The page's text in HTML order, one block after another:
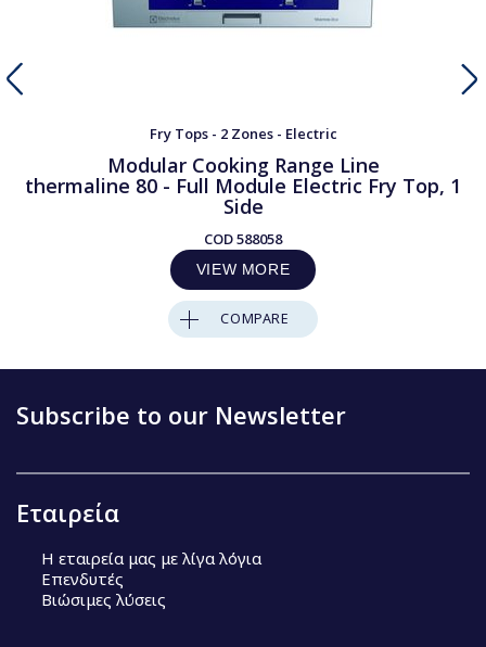
Fry Tops - 2 Zones - Electric
Modular Cooking Range Line
thermaline 80 - Full Module Electric Fry Top, 1
Side
COD588058
VIEW MORE
COMPARE
Subscribe to our Newsletter
Εταιρεία
Η εταιρεία μας με λίγα λόγια
Επενδυτές
Βιώσιμες λύσεις